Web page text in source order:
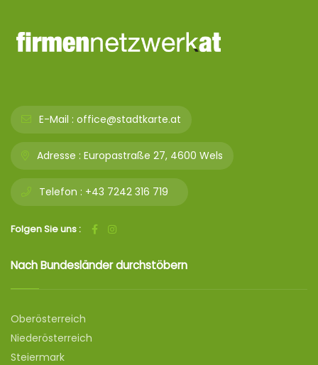
E-Mail : office@stadtkarte.at
Adresse : Europastraße 27, 4600 Wels
Telefon : +43 7242 316 719
Folgen Sie uns :
Nach Bundesländer durchstöbern
Oberösterreich
Niederösterreich
Steiermark